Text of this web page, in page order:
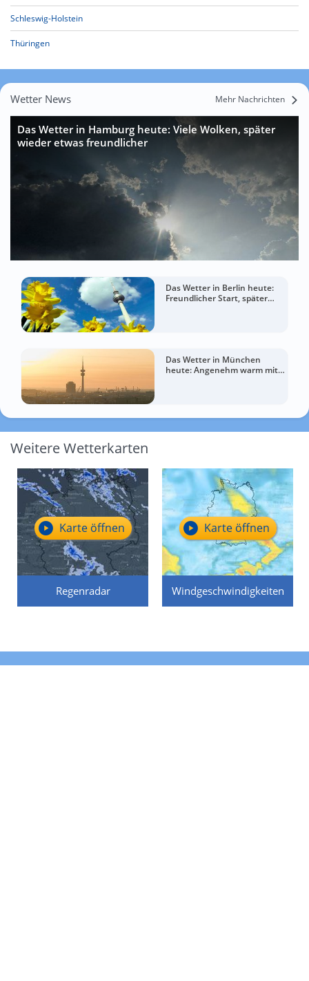
Schleswig-Holstein
Thüringen
Wetter News Mehr Nachrichten
Das Wetter in Hamburg heute: Viele Wolken, später
wieder etwas freundlicher
Das Wetter in Berlin heute:
Freundlicher Start, später
Das Wetter in München
heute: Angenehm warm mit
Weitere Wetterkarten
Regenradar
Karte öffnen
Windgeschwindigkeiten
Karte öffnen